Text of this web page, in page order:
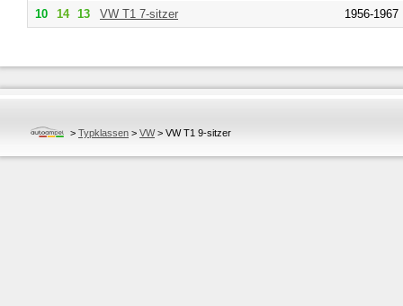
10
14 13 VW T1 7-sitzer 1956-1967
> Typklassen > VW> VW T1 9-sitzer